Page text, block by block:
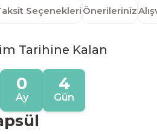
Seçenekleri Önerileriniz
Tarihine Kalan
0
Ay
4
Gün